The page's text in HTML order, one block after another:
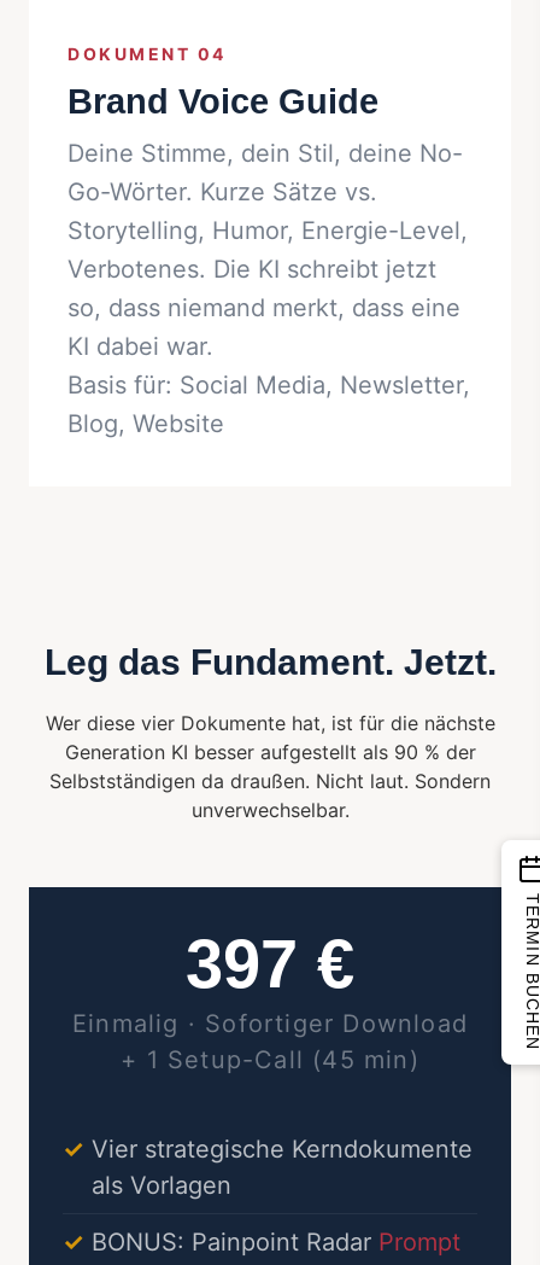
DOKUMENT 04
Brand Voice Guide
Deine Stimme, dein Stil, deine No-
Go-Wörter. Kurze Sätze vs.
Storytelling, Humor, Energie-Level,
Verbotenes. Die KI schreibt jetzt
so, dass niemand merkt, dass eine
KI dabei war.
Basis für: Social Media, Newsletter,
Blog, Website
Leg das Fundament. Jetzt.
Wer diese vier Dokumente hat, ist für die nächste
Generation KI besser aufgestellt als 90 % der
Selbstständigen da draußen. Nicht laut. Sondern
unverwechselbar.
397 €
Einmalig · Sofortiger Download
+ 1 Setup-Call (45 min)
Vier strategische Kerndokumente
als Vorlagen
BONUS: Painpoint Radar Prompt
TERMIN